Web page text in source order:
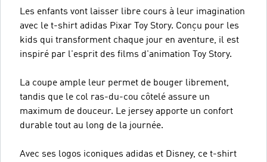
Les enfants vont laisser libre cours à leur imagination
avec le t-shirt adidas Pixar Toy Story. Conçu pour les
kids qui transforment chaque jour en aventure, il est
inspiré par l'esprit des films d'animation Toy Story.
La coupe ample leur permet de bouger librement,
tandis que le col ras-du-cou côtelé assure un
maximum de douceur. Le jersey apporte un confort
durable tout au long de la journée.
Avec ses logos iconiques adidas et Disney, ce t-shirt